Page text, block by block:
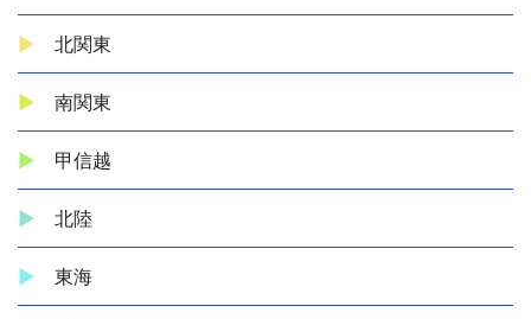
北関東
南関東
甲信越
北陸
東海